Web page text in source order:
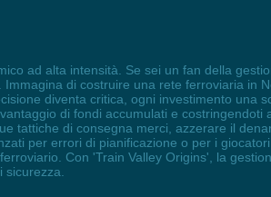
ad alta intensità. Se sei un fan della
di costruire una rete ferroviaria in
diventa critica, ogni investimento una
di fondi accumulati e costringendoti
tattiche di consegna merci, azzerare il
per errori di pianificazione o per i
Con 'Train Valley Origins', la